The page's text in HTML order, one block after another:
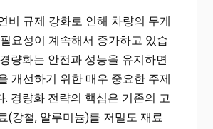
비 규제 강화로 인해 차량의 무게
요성이 계속해서 증가하고 있습
량화는 안전과 성능을 유지하면
개선하기 위한 매우 중요한 주제
. 경량화 전략의 핵심은 기존의 고
(강철, 알루미늄)를 저밀도 재료